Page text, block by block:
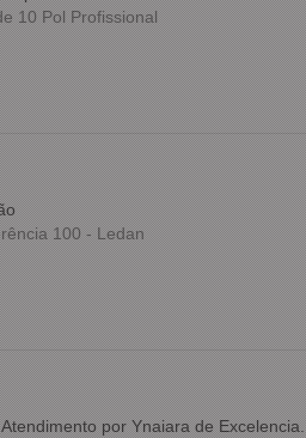
10 Pol Profissional
100 - Ledan
por Ynaiara de Excelencia.